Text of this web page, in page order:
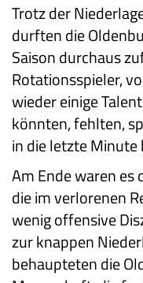
Trotz der
durften die
Saison durchaus
Rotationsspieler,
wieder einige
könnten, fehlten,
in die letzte Minute
Am Ende waren
die im verlorenen
wenig offensive
zur knappen
behaupteten die